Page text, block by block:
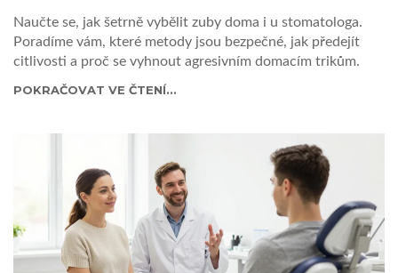
Naučte se, jak šetrně vybělit zuby doma i u stomatologa.
Poradíme vám, které metody jsou bezpečné, jak předejít
citlivosti a proč se vyhnout agresivním domacím trikům.
POKRAČOVAT VE ČTENÍ...